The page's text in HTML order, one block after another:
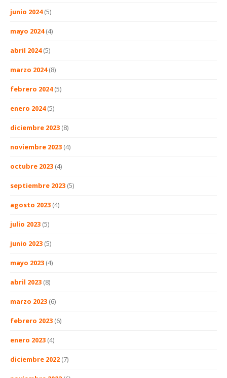
junio 2024(5)
mayo 2024(4)
abril 2024(5)
marzo 2024(8)
febrero 2024(5)
enero 2024(5)
diciembre 2023 (8)
noviembre 2023 (4)
octubre 2023 (4)
septiembre 2023 (5)
agosto 2023 (4)
julio 2023 (5)
junio 2023 (5)
mayo 2023 (4)
abril 2023 (8)
marzo 2023 (6)
febrero 2023 (6)
enero 2023 (4)
diciembre 2022 (7)